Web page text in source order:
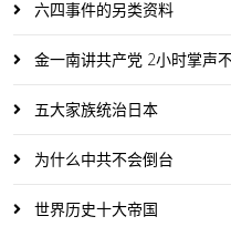
六四事件的另类资料
金一南讲共产党 2小时掌声
五大家族统治日本
为什么中共不会倒台
世界历史十大帝国